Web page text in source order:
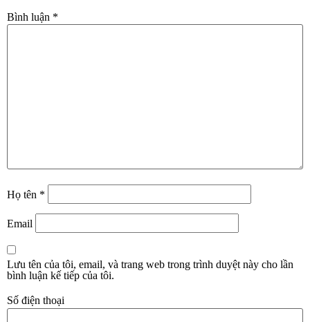
Bình luận *
Họ tên *
Email
Lưu tên của tôi, email, và trang web trong trình duyệt này cho lần
bình luận kế tiếp của tôi.
Số điện thoại